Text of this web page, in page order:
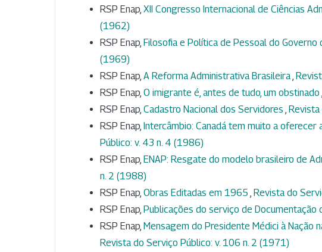
RSP Enap, XII Congresso Internacional de Ciências
(1962)
RSP Enap, Filosofia e Política de Pessoal do Governo
(1969)
RSP Enap, A Reforma Administrativa Brasileira
RSP Enap, O imigrante é, antes de tudo, um obstinado
RSP Enap, Cadastro Nacional dos Servidores Revista
RSP Enap, Intercâmbio: Canadá tem muito a oferecer
Público: v. 43 n. 4 (1986)
RSP Enap, ENAP: Resgate do modelo brasileiro de
n. 2 (1988)
RSP Enap, Obras Editadas em 1965 Revista do
RSP Enap, Publicações do serviço de Documentação
RSP Enap, Mensagem do Presidente Médici à Nação
Revista do Serviço Público: v. 106 n. 2 (1971)